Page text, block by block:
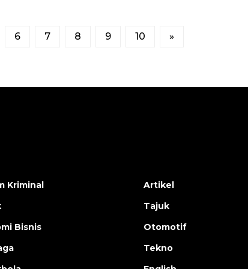
6 7 8 9 10 »
Kriminal
Bisnis
Artikel
Tajuk
Otomotif
Tekno